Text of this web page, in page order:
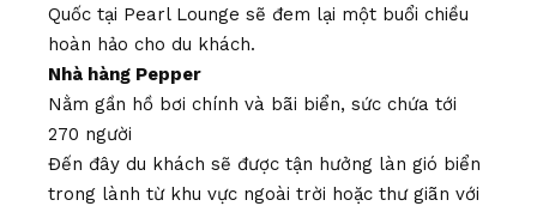
Quốc tại Pearl Lounge sẽ đem lại một buổi chiều
hoàn hảo cho du khách.
Nhà hàng Pepper
Nằm gần hồ bơi chính và bãi biển, sức chứa tới
270 người
Đến đây du khách sẽ được tận hưởng làn gió biển
trong lành từ khu vực ngoài trời hoặc thư giãn với